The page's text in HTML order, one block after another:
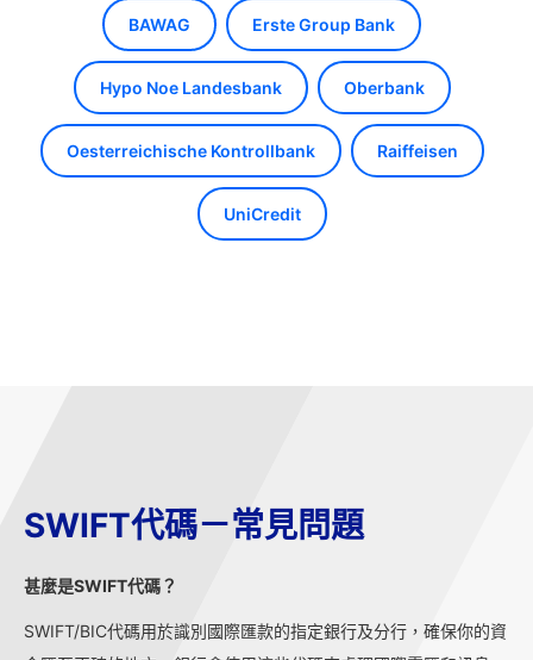
BAWAG Erste Group Bank
Hypo Noe Landesbank Oberbank
Oesterreichische Kontrollbank Raiffeisen
UniCredit
SWIFT代碼－常見問題
甚麼是SWIFT代碼？
SWIFT/BIC代碼用於識別國際匯款的指定銀行及分行，確保你的資